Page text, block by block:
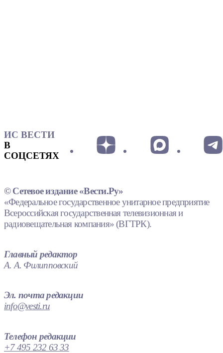
ИС ВЕСТИ
В
СОЦСЕТЯХ
© Сетевое издание «Вести.Ру»
«Федеральное государственное унитарное предприятие
Всероссийская государственная телевизионная и
радиовещательная компания» (ВГТРК).
Главный редактор
А. А. Филипповский
Эл. почта редакции
info@vesti.ru
Телефон редакции
+7 495 232 63 33